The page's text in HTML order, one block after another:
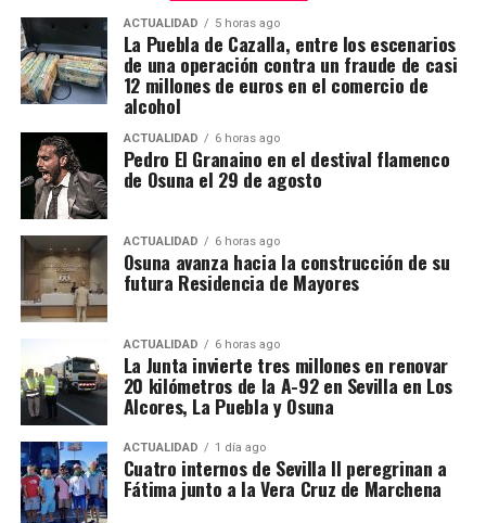
La Pastoral Penitenciaria sevillana desarrolla su
labor tanto dentro de los centros como mediante
actividades formativas, religiosas y de
acompañamiento. Su trabajo busca mantener el
vínculo de las personas privadas de libertad con la
sociedad y con la comunidad cristiana, contando
para ello con capellanes, voluntarios y entidades
colaboradoras.
La estructura medieval debió de ser más baja,
sencilla y vinculada a la tradición mudéjar de las
primeras parroquias sevillanas. Sobre aquella torre
campanas que hoy domina el perfil monumental de
Marchena, abierto mediante dos grandes arcos en
cada una de sus cuatro caras y decorado con ladrillo
y cerámica vidriada.
El primer dato documental conocido sobre la
transformación aparece en 1567. Aquel año, Hernán
Ruiz II, maestro mayor del Arzobispado de Sevilla y
uno de los grandes arquitectos del Renacimiento
andaluz, viajó a Marchena para visitar las torres de
San Juan y San Miguel. El desplazamiento se realizó
por orden del provisor general del Arzobispado,
duró tres días y fue remunerado con 54 reales. La
anotación se conserva en el Libro de Cuentas de
Fábrica de la parroquia de San Juan.
ACTUALIDAD 5 horas ago
La Puebla de Cazalla, entre los escenarios
de una operación contra un fraude de casi
12 millones de euros en el comercio de
alcohol
ACTUALIDAD 6 horas ago
Pedro El Granaino en el destival flamenco
de Osuna el 29 de agosto
ACTUALIDAD 6 horas ago
Osuna avanza hacia la construcción de su
futura Residencia de Mayores
ACTUALIDAD 6 horas ago
La Junta invierte tres millones en renovar
20 kilómetros de la A-92 en Sevilla en Los
Alcores, La Puebla y Osuna
ACTUALIDAD 1 día ago
Cuatro internos de Sevilla II peregrinan a
Fátima junto a la Vera Cruz de Marchena